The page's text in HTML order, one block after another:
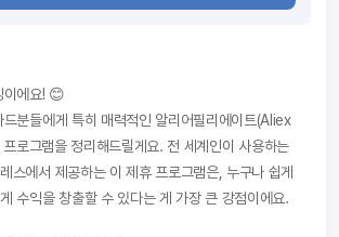
이에요! 😊
드분들에게 특히 매력적인 알리어필리에이트(Aliex
그램을 정리해드릴게요. 전 세계인이 사용하는
스에서 제공하는 이 제휴 프로그램은, 누구나 쉽게
수익을 창출할 수 있다는 게 가장 큰 강점이에요.